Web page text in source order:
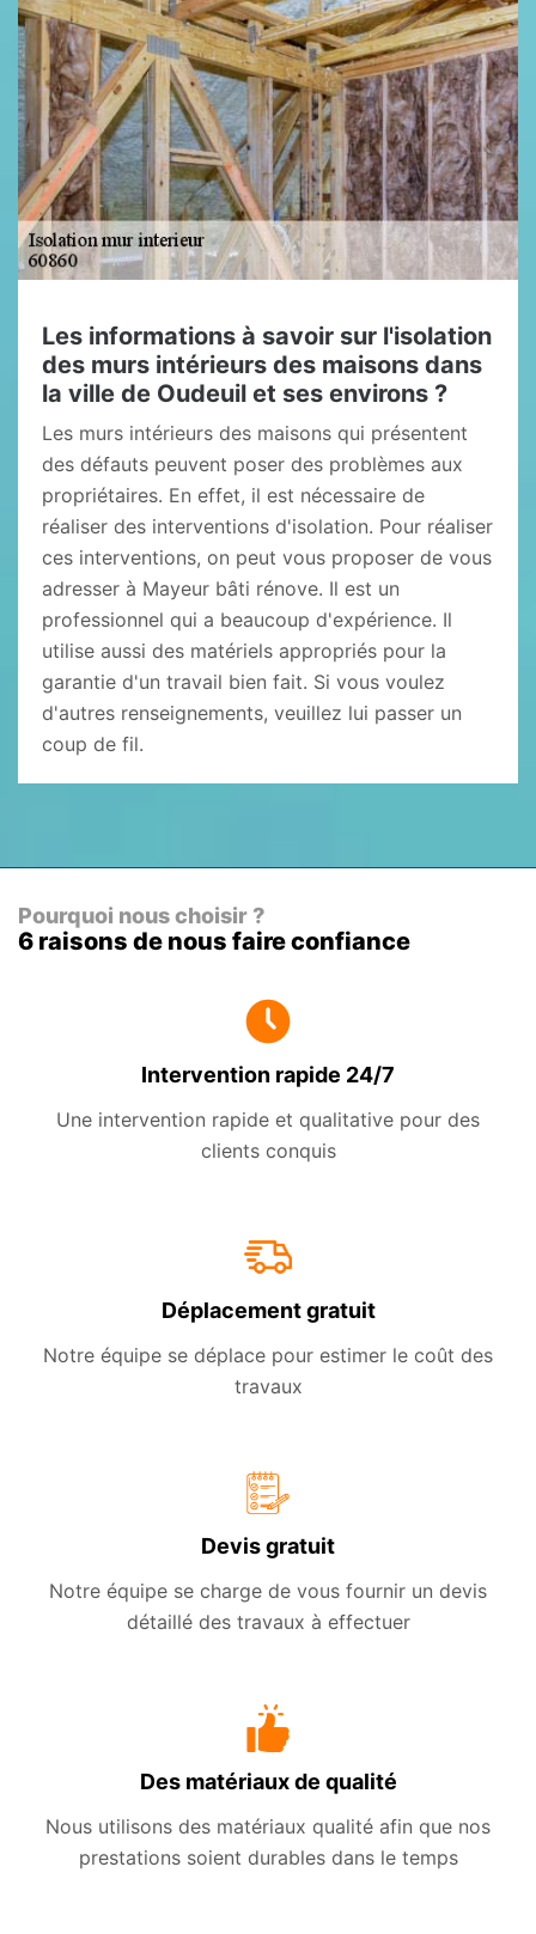
Les informations à savoir sur l'isolation
des murs intérieurs des maisons dans
la ville de Oudeuil et ses environs ?
Les murs intérieurs des maisons qui présentent
des défauts peuvent poser des problèmes aux
propriétaires. En effet, il est nécessaire de
réaliser des interventions d'isolation. Pour réaliser
ces interventions, on peut vous proposer de vous
adresser à Mayeur bâti rénove. Il est un
professionnel qui a beaucoup d'expérience. Il
utilise aussi des matériels appropriés pour la
garantie d'un travail bien fait. Si vous voulez
d'autres renseignements, veuillez lui passer un
coup de fil.
Pourquoi nous choisir ?
6 raisons de nous faire confiance
Intervention rapide 24/7
Une intervention rapide et qualitative pour des
clients conquis
Déplacement gratuit
Notre équipe se déplace pour estimer le coût des
travaux
Devis gratuit
Notre équipe se charge de vous fournir un devis
détaillé des travaux à effectuer
Des matériaux de qualité
Nous utilisons des matériaux qualité afin que nos
prestations soient durables dans le temps